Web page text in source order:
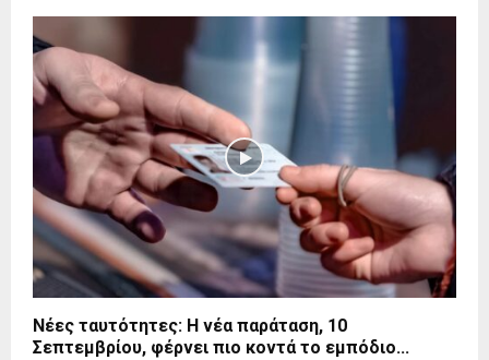
Νέες ταυτότητες: Η νέα παράταση, 10
Σεπτεμβρίου, φέρνει πιο κοντά το εμπόδιο...